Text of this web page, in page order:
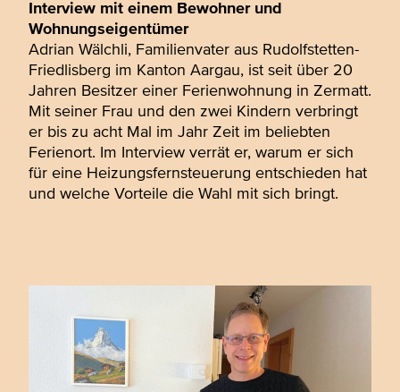
Interview mit einem Bewohner und
Wohnungseigentümer
Adrian Wälchli, Familienvater aus Rudolfstetten-
Friedlisberg im Kanton Aargau, ist seit über 20
Jahren Besitzer einer Ferienwohnung in Zermatt.
Mit seiner Frau und den zwei Kindern verbringt
er bis zu acht Mal im Jahr Zeit im beliebten
Ferienort. Im Interview verrät er, warum er sich
für eine Heizungsfernsteuerung entschieden hat
und welche Vorteile die Wahl mit sich bringt.